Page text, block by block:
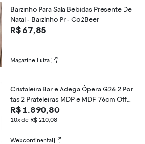
Barzinho Para Sala Bebidas Presente De
Natal - Barzinho Pr - Co2Beer
R$ 67,85
Magazine Luiza
Cristaleira Bar e Adega Ópera G26 2 Por
tas 2 Prateleiras MDP e MDF 76cm Off
White Gran Belo
R$ 1.890,80
10x de R$ 210,08
Webcontinental